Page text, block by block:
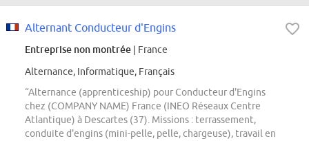
Alternant Conducteur d'Engins
Entreprise non montrée | France
Alternance, Informatique, Français
“Alternance (apprenticeship) pour Conducteur d'Engins
chez (COMPANY NAME) France (INEO Réseaux Centre
Atlantique) à Descartes (37). Missions : terrassement,
conduite d'engins (mini-pelle, pelle, chargeuse), travail en